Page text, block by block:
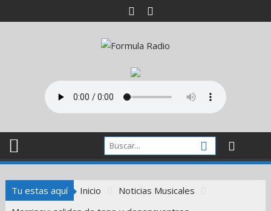
al
Tu estas aquí Inicio
Noticias Musicales